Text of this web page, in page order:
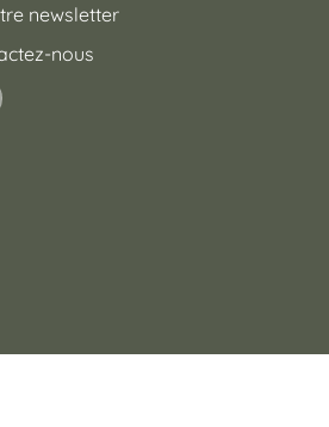
newsletter
nous